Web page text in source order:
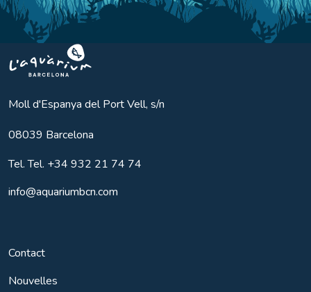
Aquarium BCN
Moll d'Espanya del Port Vell, s/n
08039 Barcelona
Tel.Tel. +34 932 21 74 74
info@aquariumbcn.com
Contact
Nouvelles